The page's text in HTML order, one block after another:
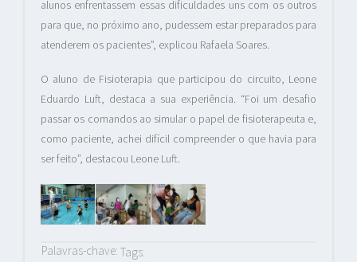
alunos enfrentassem essas dificuldades uns com os outros
para que, no próximo ano, pudessem estar preparados para
atenderem os pacientes”, explicou Rafaela Soares.
O aluno de Fisioterapia que participou do circuito, Leone
Eduardo Luft, destaca a sua experiência. “Foi um desafio
passar os comandos ao simular o papel de fisioterapeuta e,
como paciente, achei difícil compreender o que havia para
ser feito”, destacou Leone Luft.
Palavras-chave: Tags: